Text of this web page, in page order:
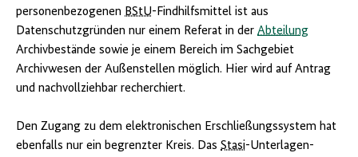
personenbezogenen BStU-Findhilfsmittel ist aus
Datenschutzgründen nur einem Referat in der Abteilung
Archivbestände sowie je einem Bereich im Sachgebiet
Archivwesen der Außenstellen möglich. Hier wird auf Antrag
und nachvollziehbar recherchiert.
Den Zugang zu dem elektronischen Erschließungssystem hat
ebenfalls nur ein begrenzter Kreis. Das Stasi-Unterlagen-